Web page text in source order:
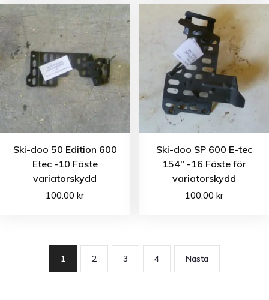
Ski-doo 50 Edition 600
Etec -10 Fäste
variatorskydd
100.00kr
Ski-doo SP 600 E-tec
154″ -16 Fäste för
variatorskydd
100.00 kr
1 2 3 4 Nästa